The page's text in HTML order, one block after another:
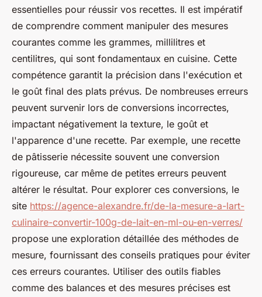
essentielles pour réussir vos recettes. Il est impératif
de comprendre comment manipuler des mesures
courantes comme les grammes, millilitres et
centilitres, qui sont fondamentaux en cuisine. Cette
compétence garantit la précision dans l'exécution et
le goût final des plats prévus. De nombreuses erreurs
peuvent survenir lors de conversions incorrectes,
impactant négativement la texture, le goût et
l'apparence d'une recette. Par exemple, une recette
de pâtisserie nécessite souvent une conversion
rigoureuse, car même de petites erreurs peuvent
altérer le résultat. Pour explorer ces conversions, le
site https://agence-alexandre.fr/de-la-mesure-a-lart-
culinaire-convertir-100g-de-lait-en-ml-ou-en-verres/
propose une exploration détaillée des méthodes de
mesure, fournissant des conseils pratiques pour éviter
ces erreurs courantes. Utiliser des outils fiables
comme des balances et des mesures précises est